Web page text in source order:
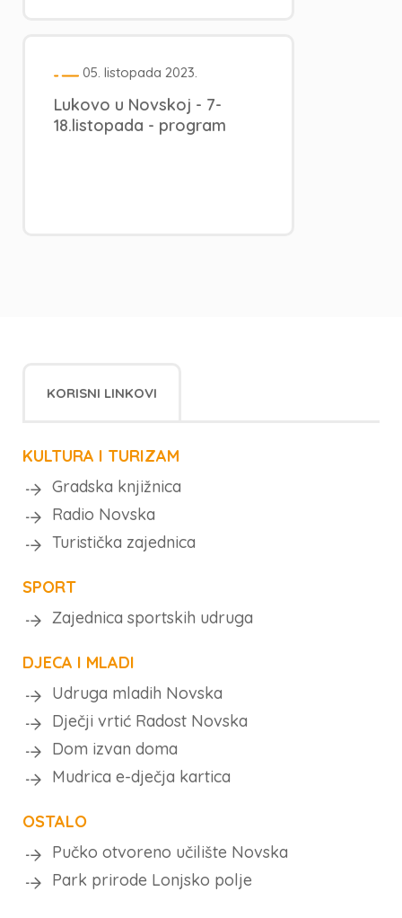
05. listopada 2023.
Lukovo u Novskoj - 7-
18.listopada - program
KORISNI LINKOVI
KULTURA I TURIZAM
Gradska knjižnica
Radio Novska
Turistička zajednica
SPORT
Zajednica sportskih udruga
DJECA I MLADI
Udruga mladih Novska
Dječji vrtić Radost Novska
Dom izvan doma
Mudrica e-dječja kartica
OSTALO
Pučko otvoreno učilište Novska
Park prirode Lonjsko polje